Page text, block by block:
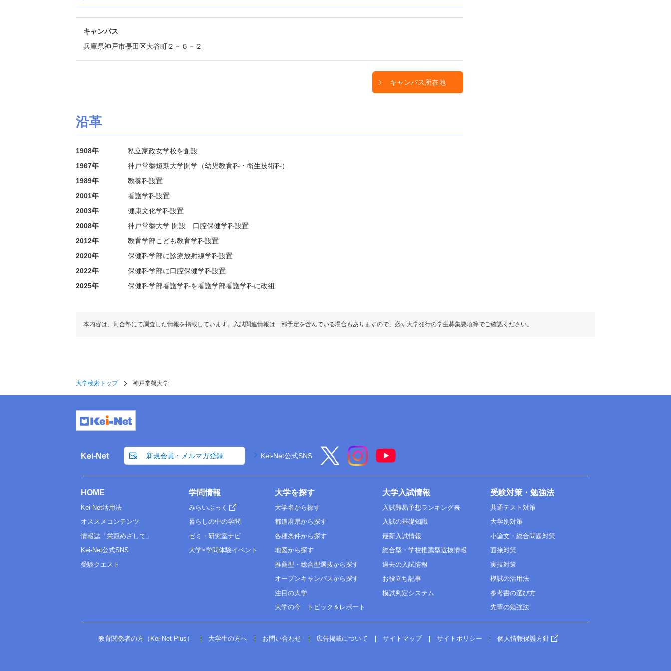
キャンパス
兵庫県神戸市長田区大谷町２－６－２
キャンパス所在地
沿革
1908年
私立家政女学校を創設
1967年
神戸常盤短期大学開学（幼児教育科・衛生技術科）
1989年
教養科設置
2001年
看護学科設置
2003年
健康文化学科設置
2008年
神戸常盤大学 開設 口腔保健学科設置
2012年
教育学部こども教育学科設置
2020年
保健科学部に診療放射線学科設置
2022年
保健科学部に口腔保健学科設置
2025年
保健科学部看護学科を看護学部看護学科に改組
本内容は、河合塾にて調査した情報を掲載しています。入試関連情報は一部予定を含んでいる場合もありますので、必ず大学発行の学生募集要項等でご確認ください。
大学検索トップ 神戸常盤大学
Kei-Net 新規会員・メルマガ登録 Kei-Net公式SNS
HOME
Kei-Net活用法
オススメコンテンツ
情報誌「栄冠めざして」
Kei-Net公式SNS
受験クエスト
学問情報
みらいぶっく
暮らしの中の学問
ゼミ・研究室ナビ
大学×学問体験イベント
大学を探す
大学名から探す
都道府県から探す
各種条件から探す
地図から探す
推薦型・総合型選抜から探す
オープンキャンパスから探す
注目の大学
大学の今 トピック＆レポート
大学入試情報
入試難易予想ランキング表
入試の基礎知識
最新入試情報
総合型・学校推薦型選抜情報
過去の入試情報
お役立ち記事
模試判定システム
受験対策・勉強法
共通テスト対策
大学別対策
小論文・総合問題対策
面接対策
実技対策
模試の活用法
参考書の選び方
先輩の勉強法
教育関係者の方（Kei-Net Plus） 大学生の方へ お問い合わせ 広告掲載について サイトマップ サイトポリシー 個人情報保護方針